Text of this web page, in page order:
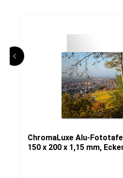
ChromaLuxe Alu-
150 x 200 x 1,15 mm,